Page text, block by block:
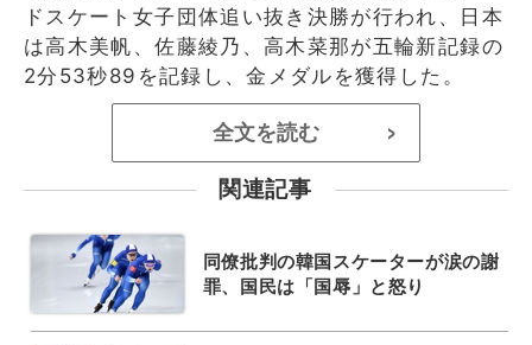
ドスケート女子団体追い抜き決勝が行われ、日本
は高木美帆、佐藤綾乃、高木菜那が五輪新記録の
2分53秒89を記録し、金メダルを獲得した。
全文を読む >
関連記事
同僚批判の韓国スケーターが涙の謝
罪、国民は「国辱」と怒り